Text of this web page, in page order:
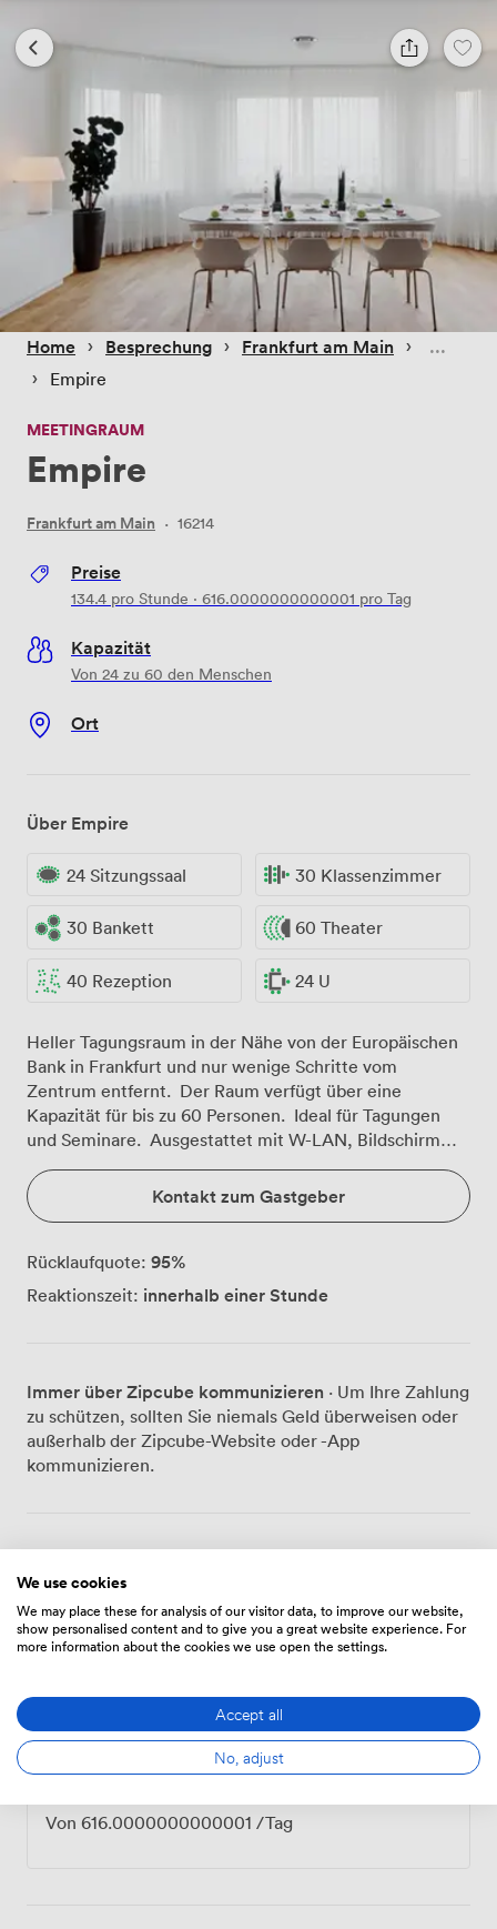
Home › Besprechung › Frankfurt am Main ›
› Empire
MEETINGRAUM
Empire
Frankfurt am Main · 16214
Preise
134.4 pro Stunde · 616.0000000000001 pro Tag
Kapazität
Von 24 zu 60 den Menschen
Ort
Über Empire
24 Sitzungssaal 30 Klassenzimmer
30 Bankett 60 Theater
40 Rezeption 24 U
Heller Tagungsraum in der Nähe von der Europäischen
Bank in Frankfurt und nur wenige Schritte vom
Zentrum entfernt. Der Raum verfügt über eine
Kapazität für bis zu 60 Personen. Ideal für Tagungen
und Seminare. Ausgestattet mit W-LAN, Bildschirm
Kontakt zum Gastgeber
Rücklaufquote: 95%
Reaktionszeit: innerhalb einer Stunde
Immer über Zipcube kommunizieren · Um Ihre Zahlung
zu schützen, sollten Sie niemals Geld überweisen oder
außerhalb der Zipcube-Website oder -App
kommunizieren.
Zeitplan
Von 616.0000000000001 /Tag
We use cookies
We may place these for analysis of our visitor data, to improve our website,
show personalised content and to give you a great website experience. For
more information about the cookies we use open the settings.
Accept all
No, adjust